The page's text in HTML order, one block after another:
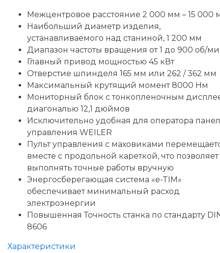
Межцентровое расстояние 2 000 мм – 15 000
Наибольший диаметр изделия,
устанавливаемого над станиной, 1 200 мм
Диапазон частоты вращения от 1 до 900 об/
Главный привод мощностью 45 кВт
Отверстие шпинделя 165 мм или 262 / 362 мм
Максимальный крутящий момент 8000 Нм
Мониторный блок с тонкопленочным
диагональю 12,1 дюймов
Исключительно удобная для оператора
управления WEILER
Пульт управления с маховиками
вместе с продольной кареткой, что позволяет
выполнять точные работы вручную
Энергосберегающая система «e-TIM»
обеспечивает минимальный расход
электроэнергии
Повышенная Точность станка по стандарту
8606
Характеристики